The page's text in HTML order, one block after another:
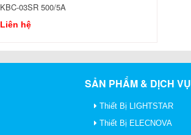
KBC-03SR 500/5A
Liên hệ
SẢN PHẨM & DỊCH VỤ
Thiết Bị LIGHTSTAR
Thiết Bị ELECNOVA